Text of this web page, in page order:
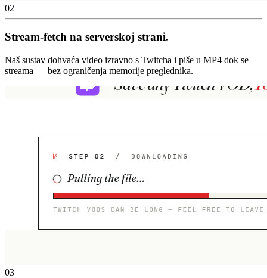
02
Stream-fetch na serverskoj strani.
Naš sustav dohvaća video izravno s Twitcha i piše u MP4 dok se
streama — bez ograničenja memorije preglednika.
03